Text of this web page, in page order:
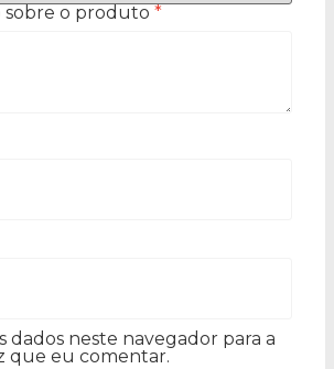
sobre o produto *
dados neste navegador para a
que eu comentar.